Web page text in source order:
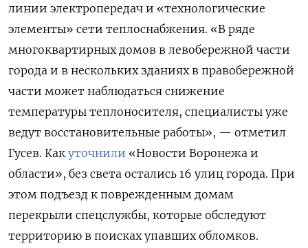
линии электропередач и «технологические
элементы» сети теплоснабжения. «В ряде
многоквартирных домов в левобережной части
города и в нескольких зданиях в правобережной
части может наблюдаться снижение
температуры теплоносителя, специалисты уже
ведут восстановительные работы», — отметил
Гусев. Как уточнили «Новости Воронежа и
области», без света остались 16 улиц города. При
этом подъезд к поврежденным домам
перекрыли спецслужбы, которые обследуют
территорию в поисках упавших обломков.